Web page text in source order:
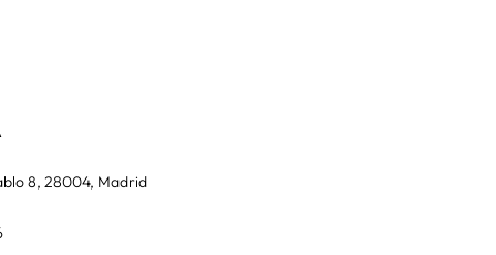
8, 28004, Madrid